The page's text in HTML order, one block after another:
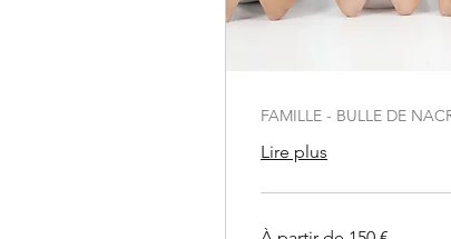
FAMILLE - BULLE DE
Lire plus
À